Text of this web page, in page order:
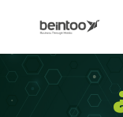
content